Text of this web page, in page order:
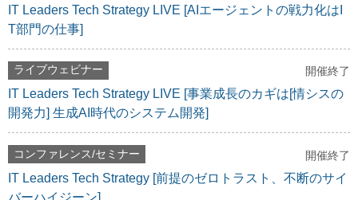
IT Leaders Tech Strategy LIVE [AIエージェントの戦力化はI
T部門の仕事]
ライブウェビナー 開催終了
IT Leaders Tech Strategy LIVE [事業成長のカギは[情シスの
開発力] 生成AI時代のシステム開発]
コンファレンス/セミナー 開催終了
IT Leaders Tech Strategy [前提のゼロトラスト、不断のサイ
バーハイジーン]